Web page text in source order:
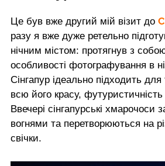
Це був вже другий мій візит до
разу я вже дуже ретельно
нічним містом: протягнув з
особливості фотографування в
Сінгапур ідеально підходить
всю його красу, футуристичність
Ввечері сінгапурські хмарочоси
вогнями та перетворюються на
свічки.